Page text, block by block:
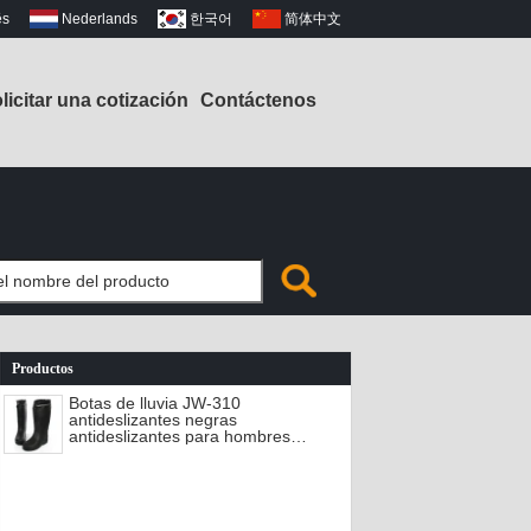
Nederlands 한국어 简体中文
una cotización Contáctenos
Productos
Botas de lluvia JW-310
antideslizantes negras
antideslizantes para hombres